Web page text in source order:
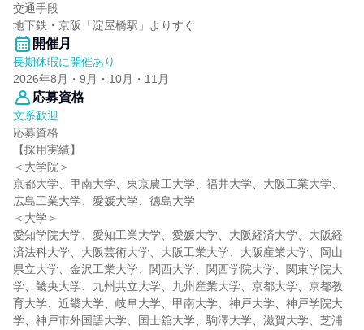
交通手段
地下鉄・京阪「淀屋橋駅」よりすぐ
開催月
長期休暇に開催あり
2026年8月・9月・10月・11月
応募資格
文系歓迎
応募資格
【採用実績】
＜大学院＞
京都大学、甲南大学、東京農工大学、福井大学、大阪工業大学、
広島工業大学、愛媛大学、徳島大学
＜大学＞
愛知学院大学、愛知工業大学、愛媛大学、大阪経済大学、大阪経
済法科大学、大阪芸術大学、大阪工業大学、大阪産業大学、岡山
県立大学、金沢工業大学、関西大学、関西学院大学、関東学院大
学、畿央大学、九州共立大学、九州産業大学、京都大学、京都教
育大学、近畿大学、岐阜大学、甲南大学、神戸大学、神戸学院大
学、神戸市外国語大学、国士舘大学、駒澤大学、滋賀大学、芝浦